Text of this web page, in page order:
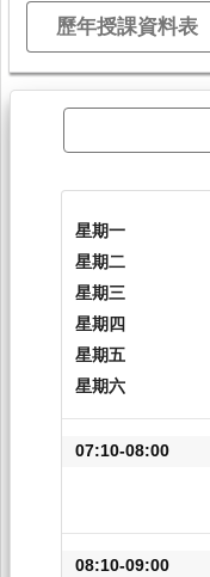
歷年授課資料表
星期一
星期二
星期三
星期四
星期五
星期六
07:10-08:00
08:10-09:00